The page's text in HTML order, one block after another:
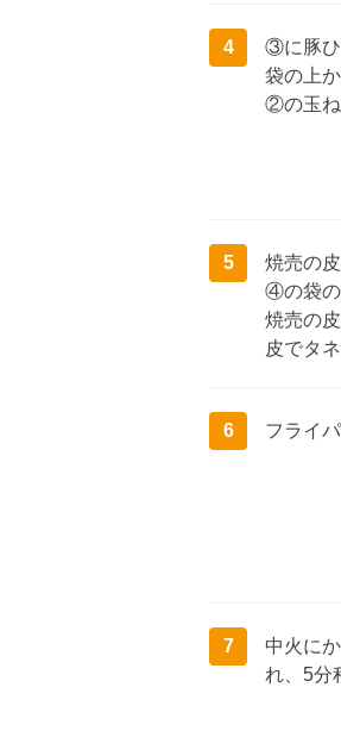
4
③に豚ひ
袋の上
②の玉ね
5
焼売の
④の袋の
焼売の
皮でタ
6 フライ
7
中火に
れ、5分